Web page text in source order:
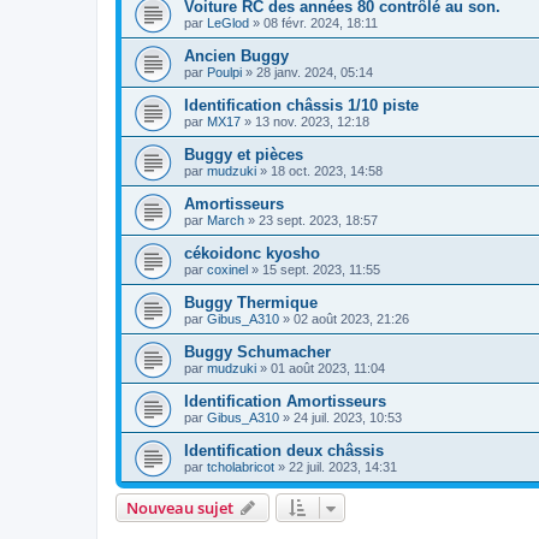
Voiture RC des années 80 contrôlé au son.
par LeGlod » 08 févr. 2024, 18:11
Ancien Buggy
par Poulpi » 28 janv. 2024, 05:14
Identification châssis 1/10 piste
par MX17 » 13 nov. 2023, 12:18
Buggy et pièces
par mudzuki » 18 oct. 2023, 14:58
Amortisseurs
par March » 23 sept. 2023, 18:57
cékoidonc kyosho
par coxinel » 15 sept. 2023, 11:55
Buggy Thermique
par Gibus_A310 » 02 août 2023, 21:26
Buggy Schumacher
par mudzuki » 01 août 2023, 11:04
Identification Amortisseurs
par Gibus_A310 » 24 juil. 2023, 10:53
Identification deux châssis
par tcholabricot » 22 juil. 2023, 14:31
Nouveau sujet